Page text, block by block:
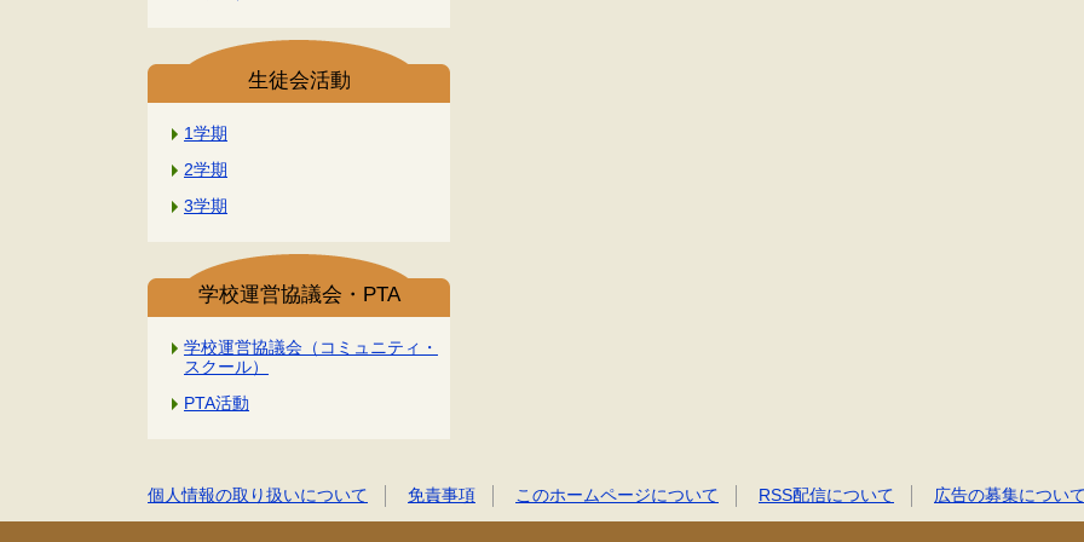
生徒会活動
1学期
2学期
3学期
学校運営協議会・PTA
学校運営協議会（コミュニティ・
スクール）
PTA活動
個人情報の取り扱いについて 免責事項 このホームページについて RSS配信について 広告の募集につい